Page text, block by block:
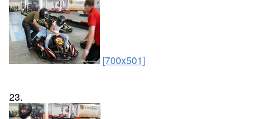
[700x501]
23.